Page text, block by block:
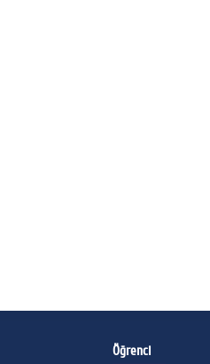
Öğrenci